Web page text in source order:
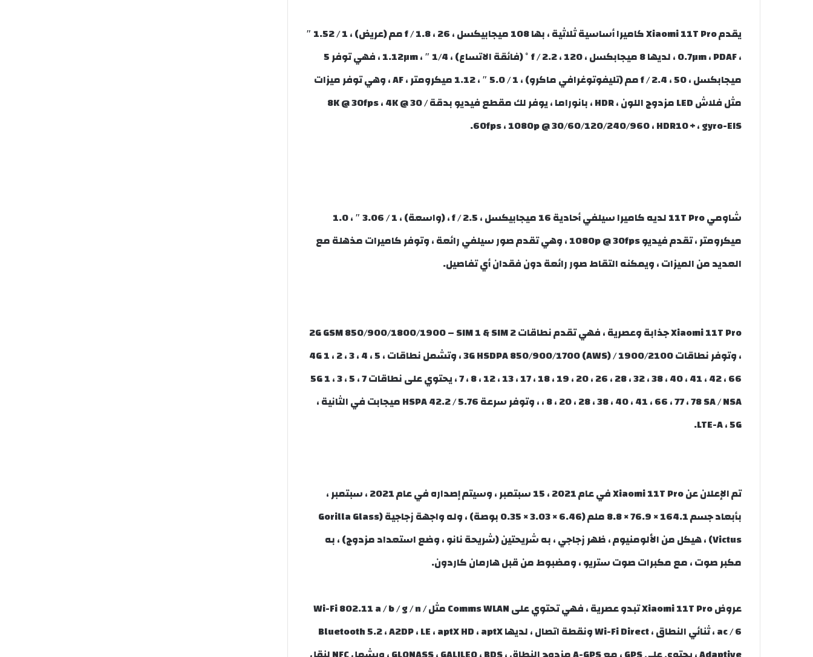
يقدم Xiaomi 11T Pro كاميرا أساسية ثلاثية ، بها 108 ميجابيكسل ، f / 1.8 ، 26 مم (عريض) ، 1 / ​​1.52 ″
، 0.7µm ، PDAF ، لديها 8 ميجابكسل ، f / 2.2 ، 120˚ (فائقة الاتساع) ، 1/4 ″ ، 1.12µm ، فهي توفر 5
ميجابكسل ، f / 2.4 ، 50 مم (تليفوتوغرافي ماكرو) ، 1 / ​​5.0 ″ ، 1.12 ميكرومتر ، AF ، وهي توفر ميزات
مثل فلاش LED مزدوج اللون ، HDR ، بانوراما ، يوفر لك مقطع فيديو بدقة 8K @ 30fps ، 4K @ 30 /
60fps ، 1080p @ 30/60/120/240/960 ، HDR10 + ، gyro-EIS.
شاومي 11T Pro لديه كاميرا سيلفي أحادية 16 ميجابيكسل ، f / 2.5 ، (واسعة) ، 1 / ​​3.06 ″ ، 1.0
ميكرومتر ، تقدم فيديو 1080p @ 30fps ، وهي تقدم صور سيلفي رائعة ، وتوفر كاميرات مذهلة مع
العديد من الميزات ، ويمكنه التقاط صور رائعة دون فقدان أي تفاصيل.
Xiaomi 11T Pro جذابة وعصرية ، فهي تقدم نطاقات 2G GSM 850/900/1800/1900 – SIM 1 & SIM 2
، وتوفر نطاقات 3G HSDPA 850/900/1700 (AWS) / 1900/2100 ، وتشمل نطاقات 4G 1 ، 2 ، 3 ، 4 ، 5 ،
7 ، 8 ، 12 ، 13 ، 17 ، 18 ، 19 ، 20 ، 26 ، 28 ، 32 ، 38 ، 40 ، 41 ، 42 ، 66 ، يحتوي على نطاقات 5G 1 ، 3 ، 5 ، 7
، 8 ، 20 ، 28 ، 38 ، 40 ، 41 ، 66 ، 77 ، 78 SA / NSA ، وتوفر سرعة HSPA 42.2 / 5.76 ميجابت في الثانية ،
LTE-A ، 5G.
تم الإعلان عن Xiaomi 11T Pro في عام 2021 ، 15 سبتمبر ، وسيتم إصداره في عام 2021 ، سبتمبر ،
بأبعاد جسم 164.1 × 76.9 × 8.8 ملم (6.46 × 3.03 × 0.35 بوصة) ، وله واجهة زجاجية (Gorilla Glass
Victus) ، هيكل من الألومنيوم ، ظهر زجاجي ، به شريحتين (شريحة نانو ، وضع استعداد مزدوج) ، به
مكبر صوت ، مع مكبرات صوت ستريو ، ومضبوط من قبل هارمان كاردون.
عروض Xiaomi 11T Pro تبدو عصرية ، فهي تحتوي على Comms WLAN مثل Wi-Fi 802.11 a / b / g / n /
ac / 6 ، ثنائي النطاق ، Wi-Fi Direct ونقطة اتصال ، لديها Bluetooth 5.2 ، A2DP ، LE ، aptX HD ، aptX